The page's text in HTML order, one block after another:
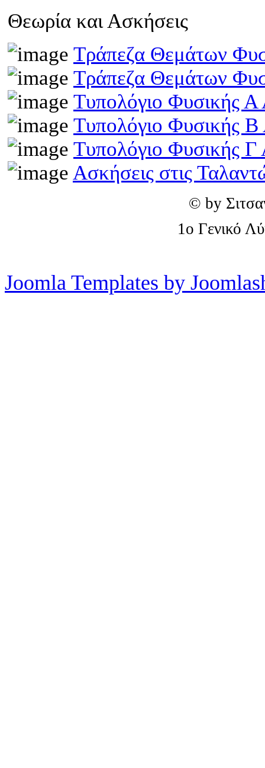
Θεωρία και Ασκήσεις
Τράπεζα Θεμάτων
Τράπεζα Θεμάτων
Τυπολόγιο Φυσικής Α
Τυπολόγιο Φυσικής Β
Τυπολόγιο Φυσικής Γ
Ασκήσεις στις
© by
1o Γενικό
Joomla Templates by